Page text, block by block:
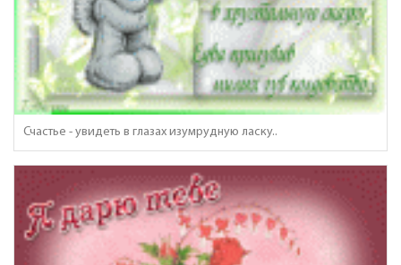
Счастье - увидеть в глазах изумрудную ласку..